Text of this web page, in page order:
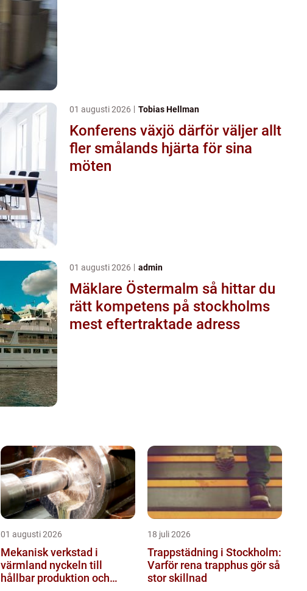
01 augusti 2026 Tobias Hellman
Konferens växjö därför väljer allt
fler smålands hjärta för sina
möten
01 augusti 2026 admin
Mäklare Östermalm så hittar du
rätt kompetens på stockholms
mest eftertraktade adress
01 augusti 2026
Mekanisk verkstad i
värmland nyckeln till
hållbar produktion och
18 juli 2026
Trappstädning i Stockholm:
Varför rena trapphus gör så
stor skillnad